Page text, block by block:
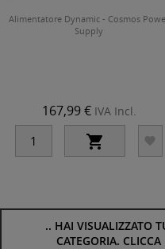
Alimentatore Dynamic - Cosmos
Supply
167,99 € IVA Incl.
 
.. HAI VISUALIZZATO
CATEGORIA.